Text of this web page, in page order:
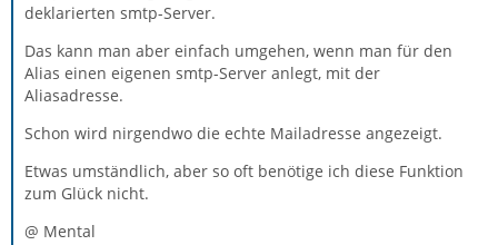
deklarierten smtp-Server.
Das kann man aber einfach umgehen, wenn man für den
Alias einen eigenen smtp-Server anlegt, mit der
Aliasadresse.
Schon wird nirgendwo die echte Mailadresse angezeigt.
Etwas umständlich, aber so oft benötige ich diese Funktion
zum Glück nicht.
@ Mental